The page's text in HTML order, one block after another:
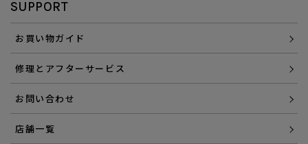
SUPPORT
お買い物ガイド
修理とアフターサービス
お問い合わせ
店舗一覧